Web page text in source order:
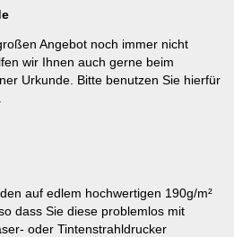
Angebot noch immer nicht
wir Ihnen auch gerne beim
Urkunde. Bitte benutzen Sie hierfür
auf edlem hochwertigen 190g/m²
dass Sie diese problemlos mit
oder Tintenstrahldrucker